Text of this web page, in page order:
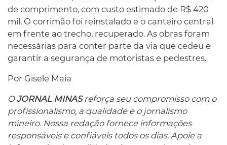
de comprimento, com custo estimado de R$ 420
mil. O corrimão foi reinstalado e o canteiro central
em frente ao trecho, recuperado. As obras foram
necessárias para conter parte da via que cedeu e
garantir a segurança de motoristas e pedestres.
Por Gisele Maia
OJORNAL MINASreforça seu compromisso com o
profissionalismo, a qualidade e o jornalismo
mineiro. Nossa redação fornece informações
responsáveis ​​e confiáveis ​​todos os dias. Apoie a